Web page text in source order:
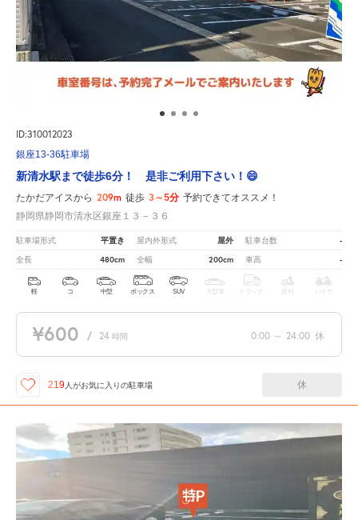
ID:310012023
銀座13-36駐車場
新清水駅まで徒歩6分！ 是非ご利用下さい！😄
たかだアイスから 209m 徒歩 3～5分 予約できてオススメ！
静岡県静岡市清水区銀座１３－３６
駐車場形式 平置き 屋内外形式 屋外 駐車台数 -
全長 480cm 全幅 200cm 車高 -
軽 コ 中型 ボックス SUV 大型車 トラック 原付 バイク
¥600 / 24 時間 0:00 ～ 24:00 休
219人がお気に入りの駐車場 休